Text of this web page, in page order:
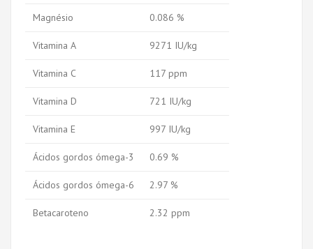
Magnésio 0.086 %
Vitamina A 9271 IU/kg
Vitamina C 117 ppm
Vitamina D 721 IU/kg
Vitamina E 997 IU/kg
Ácidos gordos ómega-3 0.69 %
Ácidos gordos ómega-6 2.97 %
Betacaroteno 2.32 ppm